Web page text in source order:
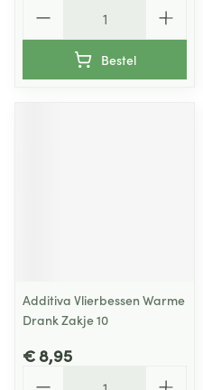
Bestel
Additiva Vlierbessen Warme
Drank Zakje 10
€ 8,95